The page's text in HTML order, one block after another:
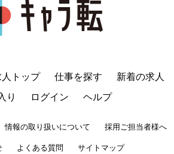
トップ 仕事を探す
新着の求人
り
ログイン ヘルプ
情報の取り扱いについて
採用ご担当者様へ
よくある質問 サイトマップ